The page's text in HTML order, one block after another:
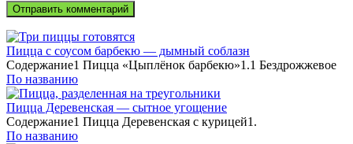
Пицца с соусом барбекю — дымный соблазн
Содержание1 Пицца «Цыплёнок барбекю»1.1 Бездрожжевое
По названию
Пицца Деревенская — сытное угощение
Содержание1 Пицца Деревенская с курицей1.
По названию